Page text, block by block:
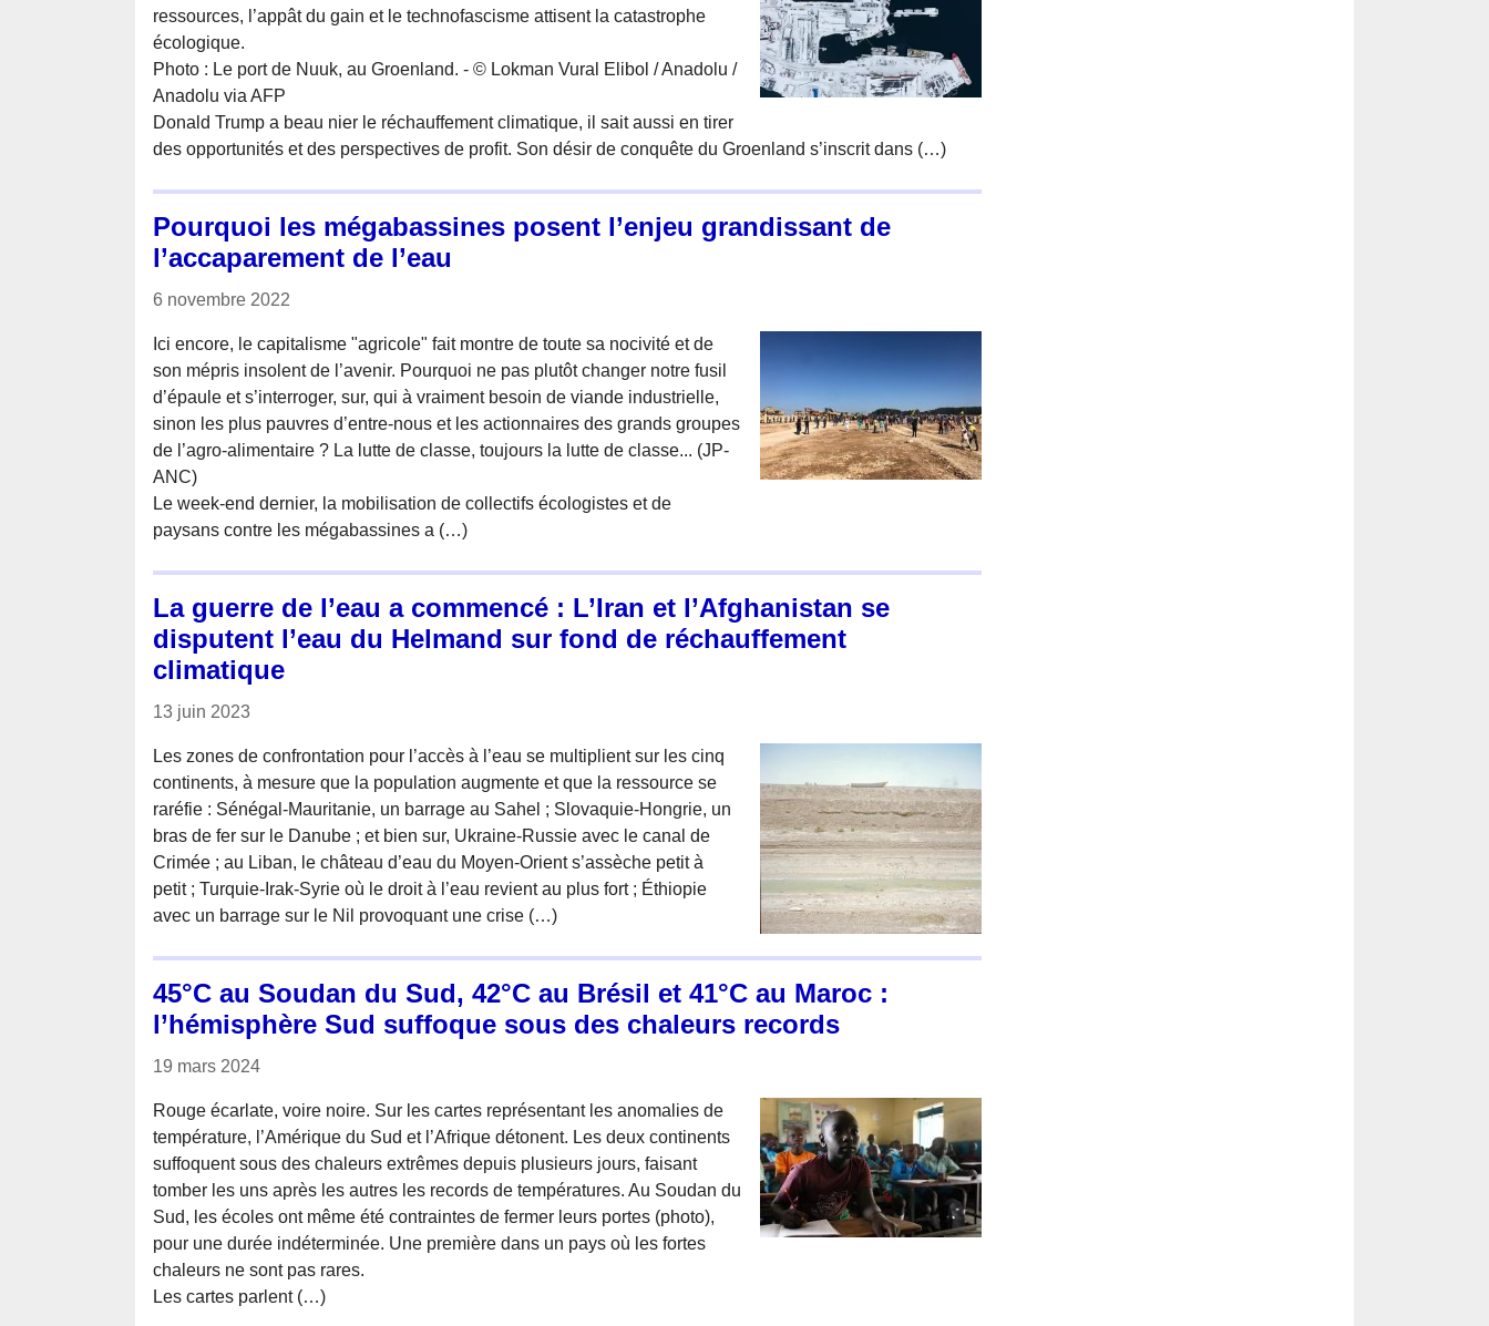
ressources, l’appât du gain et le technofascisme attisent la catastrophe
écologique.
Photo : Le port de Nuuk, au Groenland. - © Lokman Vural Elibol / Anadolu /
Anadolu via AFP
Donald Trump a beau nier le réchauffement climatique, il sait aussi en tirer
des opportunités et des perspectives de profit. Son désir de conquête du Groenland s’inscrit dans (…)
Pourquoi les mégabassines posent l’enjeu grandissant de
l’accaparement de l’eau
6 novembre 2022
Ici encore, le capitalisme "agricole" fait montre de toute sa nocivité et de
son mépris insolent de l’avenir. Pourquoi ne pas plutôt changer notre fusil
d’épaule et s’interroger, sur, qui à vraiment besoin de viande industrielle,
sinon les plus pauvres d’entre-nous et les actionnaires des grands groupes
de l’agro-alimentaire ? La lutte de classe, toujours la lutte de classe... (JP-
ANC)
Le week-end dernier, la mobilisation de collectifs écologistes et de
paysans contre les mégabassines a (…)
La guerre de l’eau a commencé : L’Iran et l’Afghanistan se
disputent l’eau du Helmand sur fond de réchauffement
climatique
13 juin 2023
Les zones de confrontation pour l’accès à l’eau se multiplient sur les cinq
continents, à mesure que la population augmente et que la ressource se
raréfie : Sénégal-Mauritanie, un barrage au Sahel ; Slovaquie-Hongrie, un
bras de fer sur le Danube ; et bien sur, Ukraine-Russie avec le canal de
Crimée ; au Liban, le château d’eau du Moyen-Orient s’assèche petit à
petit ; Turquie-Irak-Syrie où le droit à l’eau revient au plus fort ; Éthiopie
avec un barrage sur le Nil provoquant une crise (…)
45°C au Soudan du Sud, 42°C au Brésil et 41°C au Maroc :
l’hémisphère Sud suffoque sous des chaleurs records
19 mars 2024
Rouge écarlate, voire noire. Sur les cartes représentant les anomalies de
température, l’Amérique du Sud et l’Afrique détonent. Les deux continents
suffoquent sous des chaleurs extrêmes depuis plusieurs jours, faisant
tomber les uns après les autres les records de températures. Au Soudan du
Sud, les écoles ont même été contraintes de fermer leurs portes (photo),
pour une durée indéterminée. Une première dans un pays où les fortes
chaleurs ne sont pas rares.
Les cartes parlent (…)